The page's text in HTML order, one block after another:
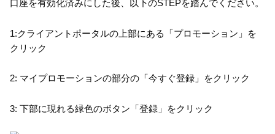
口座を有効化済みにした後、以下のSTEPを踏んでください。
1:クライアントポータルの上部にある「プロモーション」を
クリック
2: マイプロモーションの部分の「今すぐ登録」をクリック
3: 下部に現れる緑色のボタン「登録」をクリック